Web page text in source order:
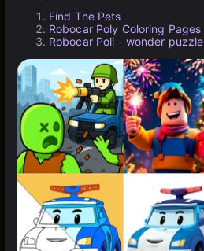
Find The Pets
Robocar Poly Coloring Pages
Robocar Poli - wonder puzzle